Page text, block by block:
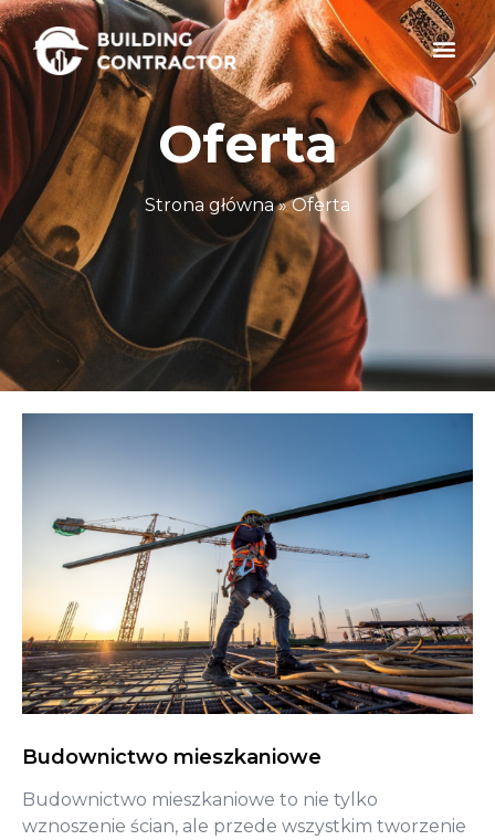
Oferta
Strona główna»Oferta
Budownictwo mieszkaniowe
Budownictwo mieszkaniowe to nie tylko
wznoszenie ścian, ale przede wszystkim tworzenie